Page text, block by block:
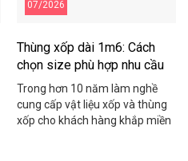
07/2026
Thùng xốp dài 1m6: Cách
chọn size phù hợp nhu cầu
Trong hơn 10 năm làm nghề
cung cấp vật liệu xốp và thùng
xốp cho khách hàng khắp miền